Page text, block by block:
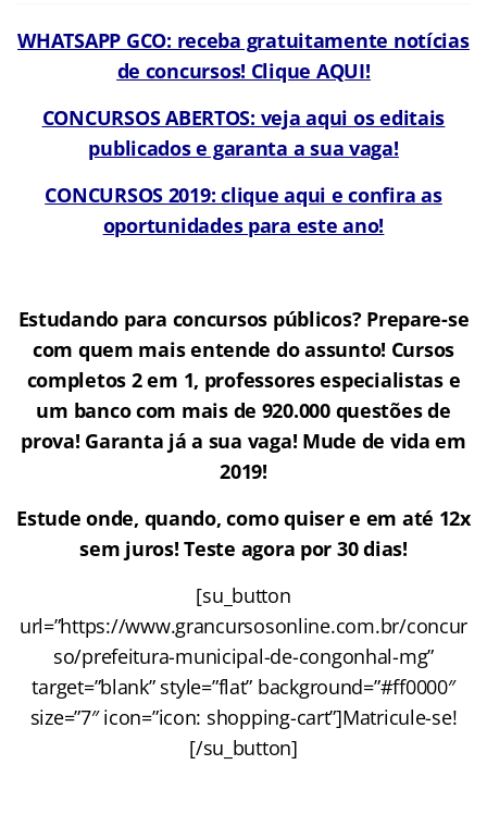
WHATSAPP GCO: receba gratuitamente notícias
de concursos! Clique AQUI!
CONCURSOS ABERTOS: veja aqui os editais
publicados e garanta a sua vaga!
CONCURSOS 2019: clique aqui e confira as
oportunidades para este ano!
Estudando para concursos públicos? Prepare-se
com quem mais entende do assunto! Cursos
completos 2 em 1, professores especialistas e
um banco com mais de 920.000 questões de
prova! Garanta já a sua vaga! Mude de vida em
2019!
Estude onde, quando, como quiser e em até 12x
sem juros! Teste agora por 30 dias!
[su_button
url=”https://www.grancursosonline.com.br/concur
so/prefeitura-municipal-de-congonhal-mg”
target=”blank” style=”flat” background=”#ff0000″
size=”7″ icon=”icon: shopping-cart”]Matricule-se!
[/su_button]